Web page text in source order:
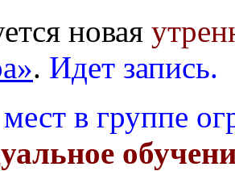
новая
. Идет запись.
в группе